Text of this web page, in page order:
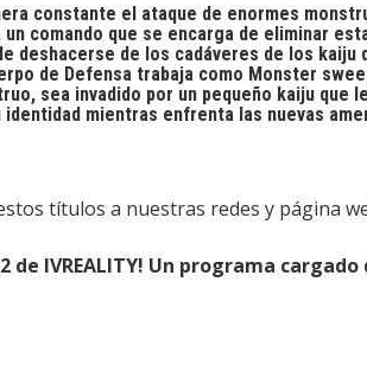
constante el ataque de enormes
comando que se encarga de eliminar
deshacerse de los cadáveres de los
de Defensa trabaja como Monster
sea invadido por un pequeño kaiju que
mientras enfrenta las nuevas
títulos a nuestras redes y página
de IVREALITY! Un programa